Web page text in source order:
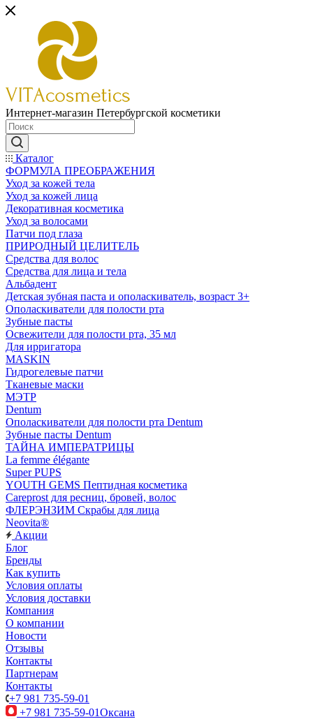
Интернет-магазин Петербургской косметики
Каталог
ФОРМУЛА ПРЕОБРАЖЕНИЯ
Уход за кожей тела
Уход за кожей лица
Декоративная косметика
Уход за волосами
Патчи под глаза
ПРИРОДНЫЙ ЦЕЛИТЕЛЬ
Средства для волос
Средства для лица и тела
Альбадент
Детская зубная паста и ополаскиватель, возраст 3+
Ополаскиватели для полости рта
Зубные пасты
Освежители для полости рта, 35 мл
Для ирригатора
MASKIN
Гидрогелевые патчи
Тканевые маски
МЭТР
Dentum
Ополаскиватели для полости рта Dentum
Зубные пасты Dentum
ТАЙНА ИМПЕРАТРИЦЫ
La femme élégante
Super PUPS
YOUTH GEMS Пептидная косметика
Careprost для ресниц, бровей, волос
ФЛЕРЭНЗИМ Скрабы для лица
Neovita®
Акции
Блог
Бренды
Как купить
Условия оплаты
Условия доставки
Компания
О компании
Новости
Отзывы
Контакты
Партнерам
Контакты
+7 981 735-59-01
+7 981 735-59-01Оксана